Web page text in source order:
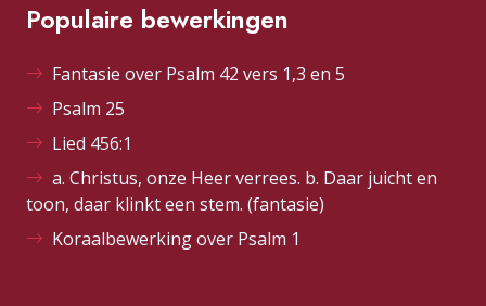
Populaire bewerkingen
Fantasie over Psalm 42 vers 1,3 en 5
Psalm 25
Lied 456:1
a. Christus, onze Heer verrees. b. Daar juicht en
toon, daar klinkt een stem. (fantasie)
Koraalbewerking over Psalm 1